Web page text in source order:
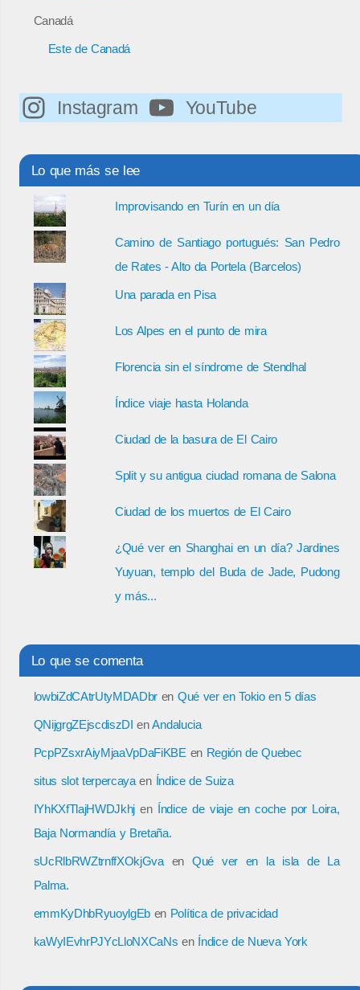
Canadá
Este de Canadá
Instagram YouTube
Lo que más se lee
Improvisando en Turín en un día
Camino de Santiago portugués: San Pedro
de Rates - Alto da Portela (Barcelos)
Una parada en Pisa
Los Alpes en el punto de mira
Florencia sin el síndrome de Stendhal
Índice viaje hasta Holanda
Ciudad de la basura de El Cairo
Split y su antigua ciudad romana de Salona
Ciudad de los muertos de El Cairo
¿Qué ver en Shanghai en un día? Jardines
Yuyuan, templo del Buda de Jade, Pudong
y más...
Lo que se comenta
lowbiZdCAtrUtyMDADbr en Qué ver en Tokio en 5 días
QNijgrgZEjscdiszDI enAndalucia
PcpPZsxrAiyMjaaVpDaFiKBE en Región de Quebec
situs slot terpercayaen Índice de Suiza
IYhKXfTlajHWDJkhj en Índice de viaje en coche por Loira,
Baja Normandía y Bretaña.
sUcRlbRWZtrnffXOkjGvaen Qué ver en la isla de La
Palma.
emmKyDhbRyuoylgEb en Política de privacidad
kaWyIEvhrPJYcLloNXCaNs en Índice de Nueva York